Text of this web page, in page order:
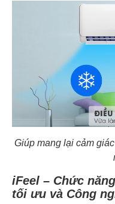
Giúp mang lại cảm
iFeel – Chức
tối ưu và Công